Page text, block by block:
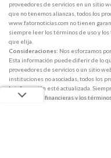
proveedores de servicios en un sitio
que no tenemos alianzas, todos los
www.fatornoticias.com no tienen
siempre leer los términos de uso y
que elija.
Consideraciones: Nos esforzamos
Esta información puede diferir de lo
proveedores de servicios o un sitio
instituciones no asociadas, todos los
la información esté actualizada.
instituciones financieras y los